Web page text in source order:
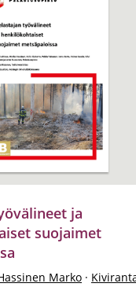
ja
suojaimet
Marko ·